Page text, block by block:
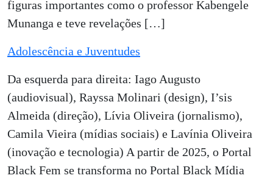
figuras importantes como o professor Kabengele
Munanga e teve revelações […]
Adolescência e Juventudes
Da esquerda para direita: Iago Augusto
(audiovisual), Rayssa Molinari (design), I’sis
Almeida (direção), Lívia Oliveira (jornalismo),
Camila Vieira (mídias sociais) e Lavínia Oliveira
(inovação e tecnologia) A partir de 2025, o Portal
Black Fem se transforma no Portal Black Mídia